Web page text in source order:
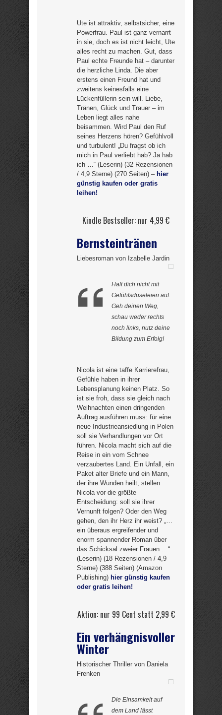
Ute ist attraktiv, selbstsicher, eine
Powerfrau. Paul ist ganz vernarrt
in sie, doch es ist nicht leicht, Ute
alles recht zu machen. Gut, dass
Paul echte Freunde hat – darunter
die herzliche Linda. Die aber
erstens einen Freund hat und
zweitens keinesfalls eine
Lückenfüllerin sein will. Liebe,
Tränen, Glück und Trauer – im
Leben liegt alles nahe
beisammen. Wird Paul den Ruf
seines Herzens hören? Gefühlvoll
und turbulent! „Du fragst ob ich
mich in Paul verliebt hab? Ja hab
ich …“ (Leserin) (32 Rezensionen
/ 4,9 Sterne) (270 Seiten) – hier
günstig kaufen oder gratis
leihen!
Kindle Bestseller: nur 4,99 €
Bernsteintränen
Liebesroman von Izabelle Jardin
Halt dich nicht mit
Gefühlsduseleien auf.
Geh deinen Weg,
schau weder rechts
noch links, nutz deine
Bildung zum Erfolg!
Nicola ist eine taffe Karrierefrau,
Gefühle haben in ihrer
Lebensplanung keinen Platz. So
ist sie froh, dass sie gleich nach
Weihnachten einen dringenden
Auftrag ausführen muss: für eine
neue Industrieansiedlung in Polen
soll sie Verhandlungen vor Ort
führen. Nicola macht sich auf die
Reise in ein vom Schnee
verzaubertes Land. Ein Unfall, ein
Paket alter Briefe und ein Mann,
der ihre Wunden heilt, stellen
Nicola vor die größte
Entscheidung: soll sie ihrer
Vernunft folgen? Oder den Weg
gehen, den ihr Herz ihr weist? „…
ein überaus ergreifender und
enorm spannender Roman über
das Schicksal zweier Frauen …“
(Leserin) (18 Rezensionen / 4,9
Sterne) (388 Seiten) (Amazon
Publishing) hier günstig kaufen
oder gratis leihen!
Aktion: nur 99 Cent statt2,99 €
Ein verhängnisvoller
Winter
Historischer Thriller von Daniela
Frenken
Die Einsamkeit auf
dem Land lässt